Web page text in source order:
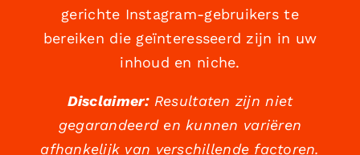
gerichte Instagram-gebruikers te
bereiken die geïnteresseerd zijn in uw
inhoud en niche.
Disclaimer:Resultaten zijn niet
gegarandeerd en kunnen variëren
afhankelijk van verschillende factoren.